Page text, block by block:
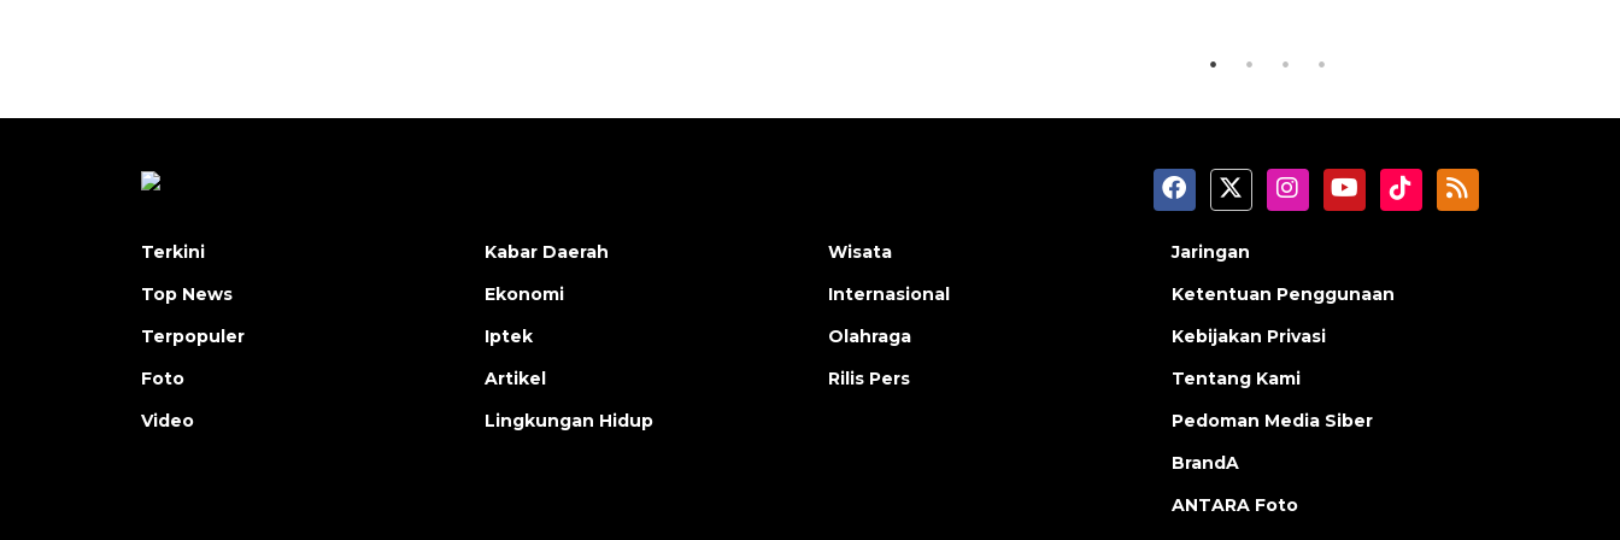
Terkini
Top News
Terpopuler
Foto
Video
Kabar Daerah
Ekonomi
Iptek
Artikel
Lingkungan Hidup
Wisata
Internasional
Olahraga
Rilis Pers
Jaringan
Ketentuan Penggunaan
Kebijakan Privasi
Tentang Kami
Pedoman Media Siber
BrandA
ANTARA Foto